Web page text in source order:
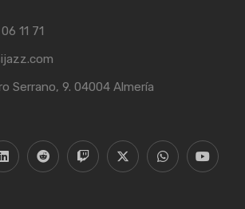
11 71
Serrano, 9. 04004 Almería